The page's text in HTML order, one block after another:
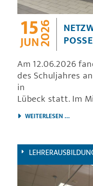
15
JUN2026
Am 12.06.2026
des Schuljahres
in
Lübeck statt. Im
Mal ein
Fahrzeugtechnik
praxisnahen
Lehrergesundheit
professionelles
Den Auftakt
WEITERLESEN …